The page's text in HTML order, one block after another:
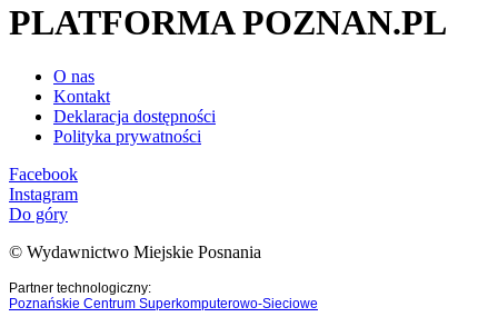
PLATFORMA POZNAN.PL
O nas
Kontakt
Deklaracja dostępności
Polityka prywatności
Facebook
Instagram
Do góry
© Wydawnictwo Miejskie Posnania
Partner technologiczny:
Poznańskie Centrum Superkomputerowo-Sieciowe